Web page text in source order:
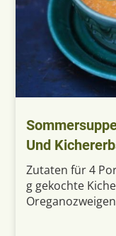
Und
Zutaten für 4
g gekochte